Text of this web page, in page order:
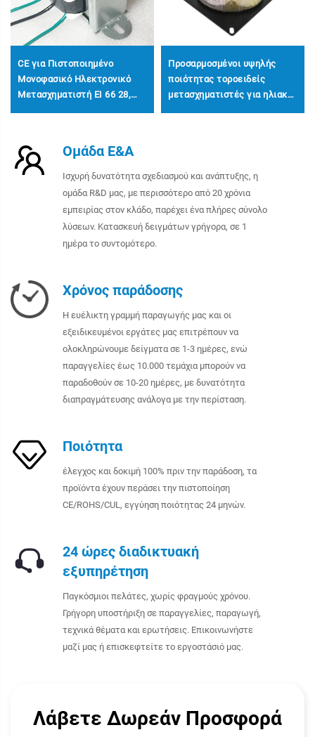
CE για Πιστοποιημένο
Μονοφασικό Ηλεκτρονικό
Μετασχηματιστή EI 66 28,
Προσαρμοσμένοι υψηλής
ποιότητας τοροειδείς
μετασχηματιστές για ηλιακό
Ομάδα Ε&Α
Ισχυρή δυνατότητα σχεδιασμού και ανάπτυξης, η
ομάδα R&D μας, με περισσότερο από 20 χρόνια
εμπειρίας στον κλάδο, παρέχει ένα πλήρες σύνολο
λύσεων. Κατασκευή δειγμάτων γρήγορα, σε 1
ημέρα το συντομότερο.
Χρόνος παράδοσης
Η ευέλικτη γραμμή παραγωγής μας και οι
εξειδικευμένοι εργάτες μας επιτρέπουν να
ολοκληρώνουμε δείγματα σε 1-3 ημέρες, ενώ
παραγγελίες έως 10.000 τεμάχια μπορούν να
παραδοθούν σε 10-20 ημέρες, με δυνατότητα
διαπραγμάτευσης ανάλογα με την περίσταση.
Ποιότητα
έλεγχος και δοκιμή 100% πριν την παράδοση, τα
προϊόντα έχουν περάσει την πιστοποίηση
CE/ROHS/CUL, εγγύηση ποιότητας 24 μηνών.
24 ώρες διαδικτυακή
εξυπηρέτηση
Παγκόσμιοι πελάτες, χωρίς φραγμούς χρόνου.
Γρήγορη υποστήριξη σε παραγγελίες, παραγωγή,
τεχνικά θέματα και ερωτήσεις. Επικοινωνήστε
μαζί μας ή επισκεφτείτε το εργοστάσιό μας.
Λάβετε Δωρεάν Προσφορά